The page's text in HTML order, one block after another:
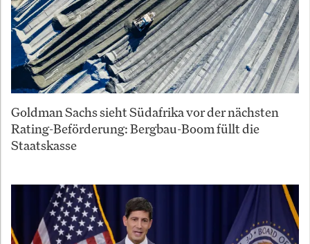
Goldman Sachs sieht Südafrika vor der nächsten
Rating-Beförderung: Bergbau-Boom füllt die
Staatskasse